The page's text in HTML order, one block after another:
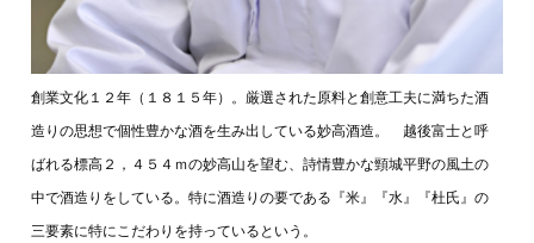
創業文化１２年（１８１５年）。厳選された原料と創意工夫に満ちた酒
造りの思想で個性豊かな酒を生み出している妙高酒造。 越後富士と呼
ばれる標高２，４５４ｍの妙高山を望む、詩情豊かな頸城平野の風土の
中で酒造りをしている。特に酒造りの要である『米』『水』『杜氏』の
三要素に特にこだわりを持っているという。